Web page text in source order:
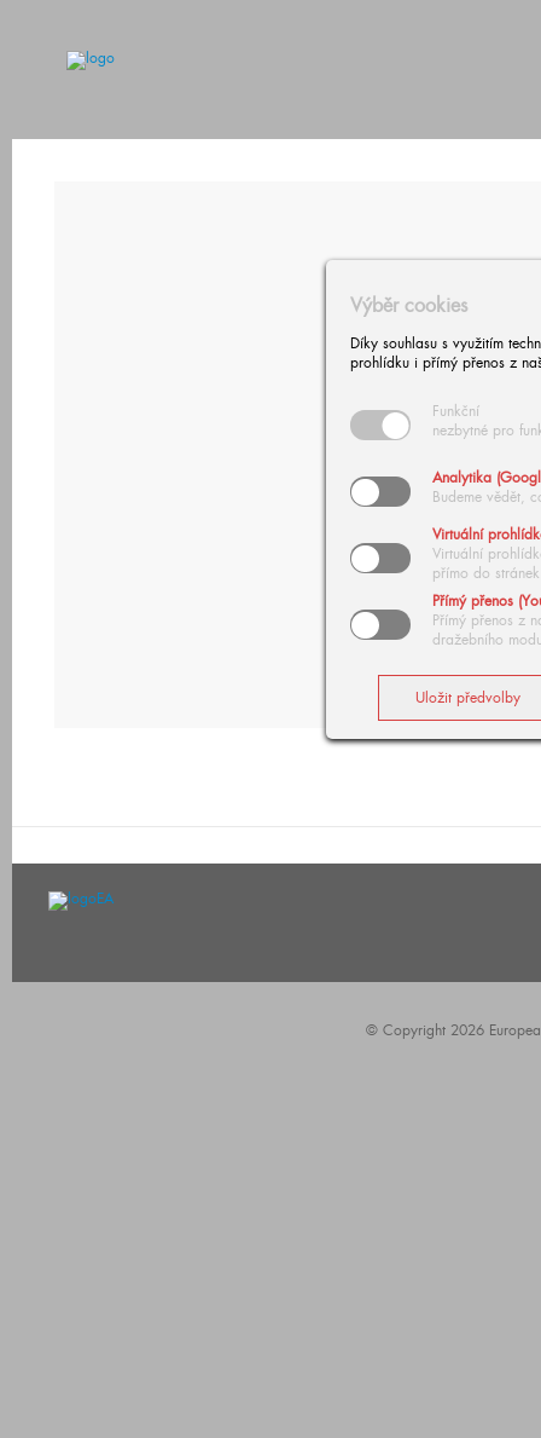
Výběr cookies
Díky souhlasu s využitím
prohlídku i přímý přenos z
Funkční
nezbytné pro
Analytika
Budeme vědět,
Virtuální
Virtuální
přímo do stránek
Přímý přenos
Přímý přenos z
dražebního
© Copyright 2026